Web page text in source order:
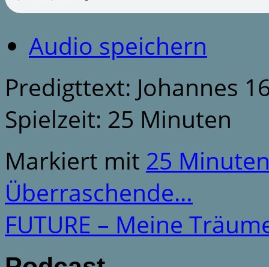
Audio speichern
Predigttext: Johannes
Spielzeit: 25 Minuten
Markiert mit 25
Überraschende…
FUTURE – Meine